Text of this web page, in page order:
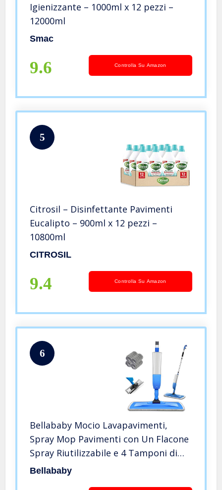
Igienizzante – 1000ml x 12 pezzi –
12000ml
Smac
9.6 Controlla Su Amazon
5
Citrosil – Disinfettante Pavimenti
Eucalipto – 900ml x 12 pezzi –
10800ml
CITROSIL
9.4 Controlla Su Amazon
6
Bellababy Mocio Lavapavimenti,
Spray Mop Pavimenti con Un Flacone
Spray Riutilizzabile e 4 Tamponi di
Ricambio, Mop Piatto per Casa,
Bellababy